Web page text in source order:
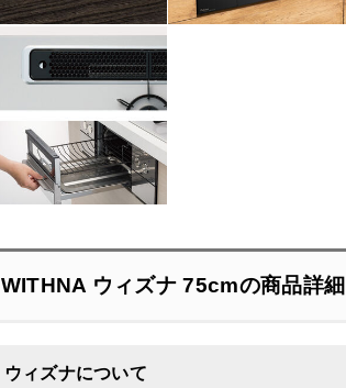
WITHNA ウィズナ 75cmの商品詳細
ウィズナについて